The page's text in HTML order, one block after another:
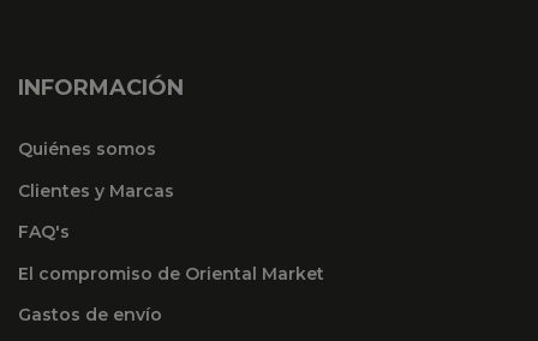
INFORMACIÓN
Quiénes somos
Clientes y Marcas
FAQ's
El compromiso de Oriental Market
Gastos de envío